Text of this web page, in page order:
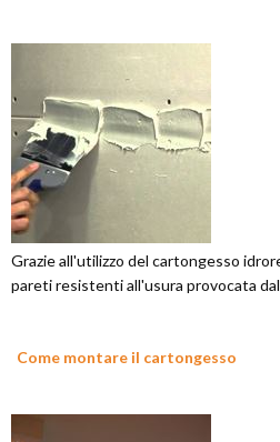
Grazie all'utilizzo del cartongesso
pareti resistenti all'usura provocata
Come montare il cartongesso